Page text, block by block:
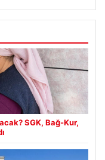
SGK, Bağ-Kur,